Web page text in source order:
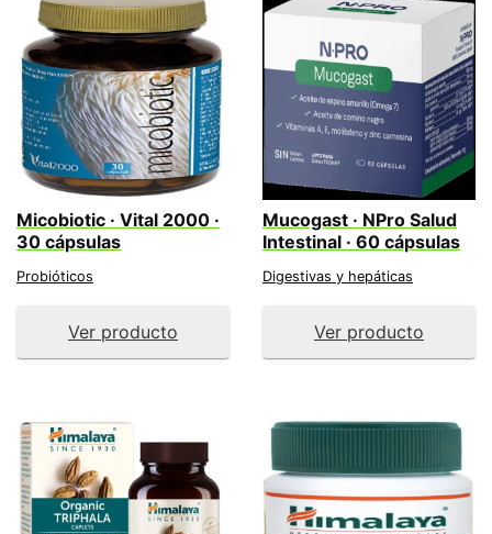
Micobiotic · Vital 2000 ·
30 cápsulas
Probióticos
Ver producto
Mucogast · NPro Salud
Intestinal · 60 cápsulas
Digestivas y hepáticas
Ver producto